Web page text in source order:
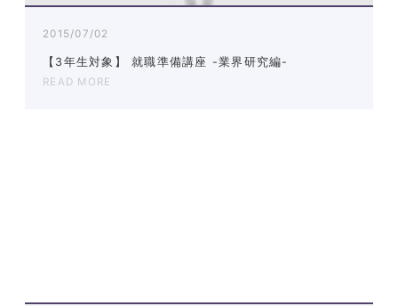
2015/07/02
【3年生対象】 就職準備講座 -業界研究編-
READ MORE